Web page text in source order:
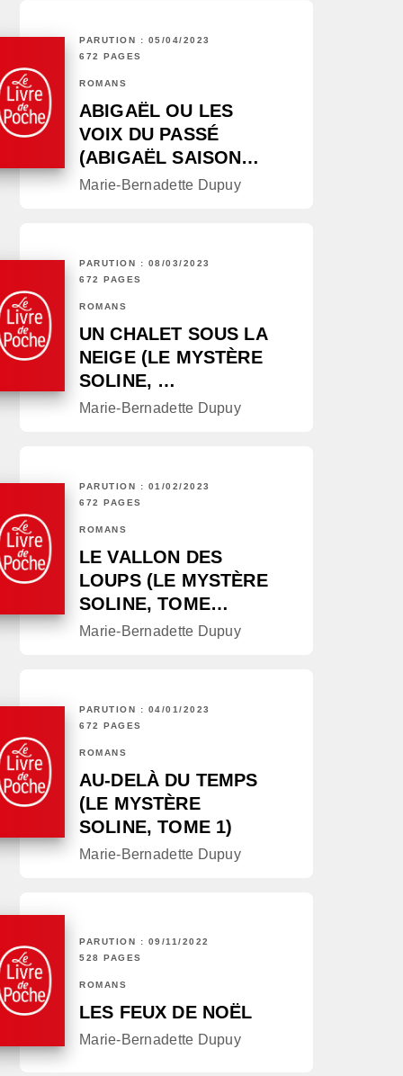
PARUTION : 05/04/2023
672 PAGES
ROMANS
ABIGAËL OU LES
VOIX DU PASSÉ
(ABIGAËL SAISON…
Marie-Bernadette Dupuy
PARUTION : 08/03/2023
672 PAGES
ROMANS
UN CHALET SOUS LA
NEIGE (LE MYSTÈRE
SOLINE, …
Marie-Bernadette Dupuy
PARUTION : 01/02/2023
672 PAGES
ROMANS
LE VALLON DES
LOUPS (LE MYSTÈRE
SOLINE, TOME…
Marie-Bernadette Dupuy
PARUTION : 04/01/2023
672 PAGES
ROMANS
AU-DELÀ DU TEMPS
(LE MYSTÈRE
SOLINE, TOME 1)
Marie-Bernadette Dupuy
PARUTION : 09/11/2022
528 PAGES
ROMANS
LES FEUX DE NOËL
Marie-Bernadette Dupuy